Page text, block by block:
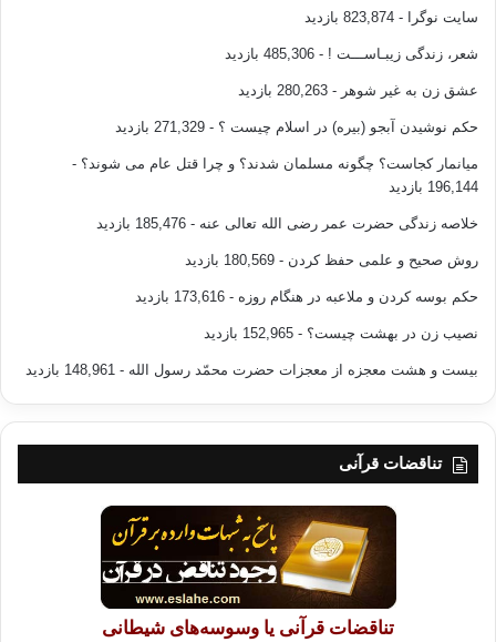
سایت نوگرا - 823,874 بازدید
شعر، زندگی زیبـاســـت ! - 485,306 بازدید
عشق زن به غیر شوهر - 280,263 بازدید
حکم نوشیدن آبجو (بیره) در اسلام چیست ؟ - 271,329 بازدید
میانمار کجاست؟ چگونه مسلمان شدند؟ و چرا قتل عام می شوند؟ -
196,144 بازدید
خلاصه زندگی حضرت عمر رضی الله تعالی عنه - 185,476 بازدید
روش صحیح و علمی حفظ کردن - 180,569 بازدید
حکم بوسه کردن و ملاعبه در هنگام روزه - 173,616 بازدید
نصیب زن در بهشت چیست؟ - 152,965 بازدید
بیست و هشت معجزه از معجزات حضرت محمّد رسول الله - 148,961 بازدید
تناقضات قرآنی
تناقضات قرآنی یا وسوسه‌های شیطانی